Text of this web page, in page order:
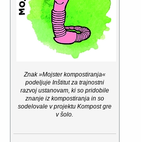
Znak »Mojster kompostiranja«
podeljuje Inštitut za trajnostni
razvoj ustanovam, ki so pridobile
znanje iz kompostiranja in so
sodelovale v projektu Kompost gre
v šolo.